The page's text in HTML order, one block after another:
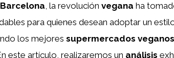
Barcelona, la revolución vegana ha
para quienes desean adoptar un
los mejores supermercados veganos
este artículo, realizaremos un análisis